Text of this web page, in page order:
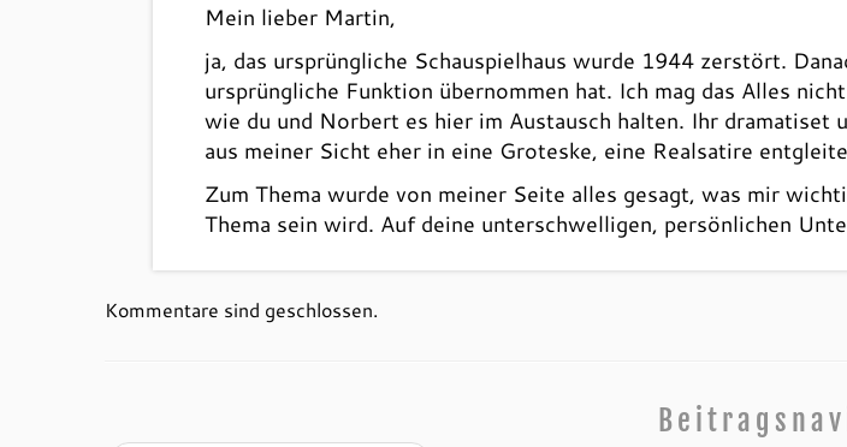
Mein lieber Martin,
ja, das ursprüngliche Schauspielhaus wurde 1944 zerstört.
ursprüngliche Funktion übernommen hat. Ich mag das Alles
wie du und Norbert es hier im Austausch halten. Ihr dramatiset
aus meiner Sicht eher in eine Groteske, eine Realsatire
Zum Thema wurde von meiner Seite alles gesagt, was mir
Thema sein wird. Auf deine unterschwelligen, persönlichen
Kommentare sind geschlossen.